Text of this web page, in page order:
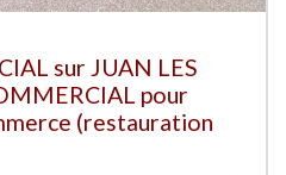
sur JUAN LES
pour
(restauration